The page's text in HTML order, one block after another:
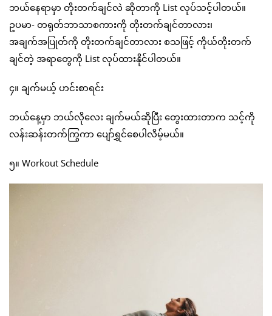
ဘယ်နေရာမှာ တိုးတက်ချင်လဲ ဆိုတာကို List လုပ်သင့်ပါတယ်။
ဥပမာ- တရုတ်ဘာသာစကားကို တိုးတက်ချင်တာလား၊
အချက်အပြုတ်ကို တိုးတက်ချင်တာလား စသဖြင့် ကိုယ်တိုးတက်
ချင်တဲ့ အရာတွေကို List လုပ်ထားနိုင်ပါတယ်။
၄။ ချက်မယ့် ဟင်းစာရင်း
ဘယ်နေ့မှာ ဘယ်လိုလေး ချက်မယ်ဆိုပြီး တွေးထားတာက သင့်ကို
လန်းဆန်းတက်ကြွကာ ပျော်ရွှင်စေပါလိမ့်မယ်။
၅။ Workout Schedule